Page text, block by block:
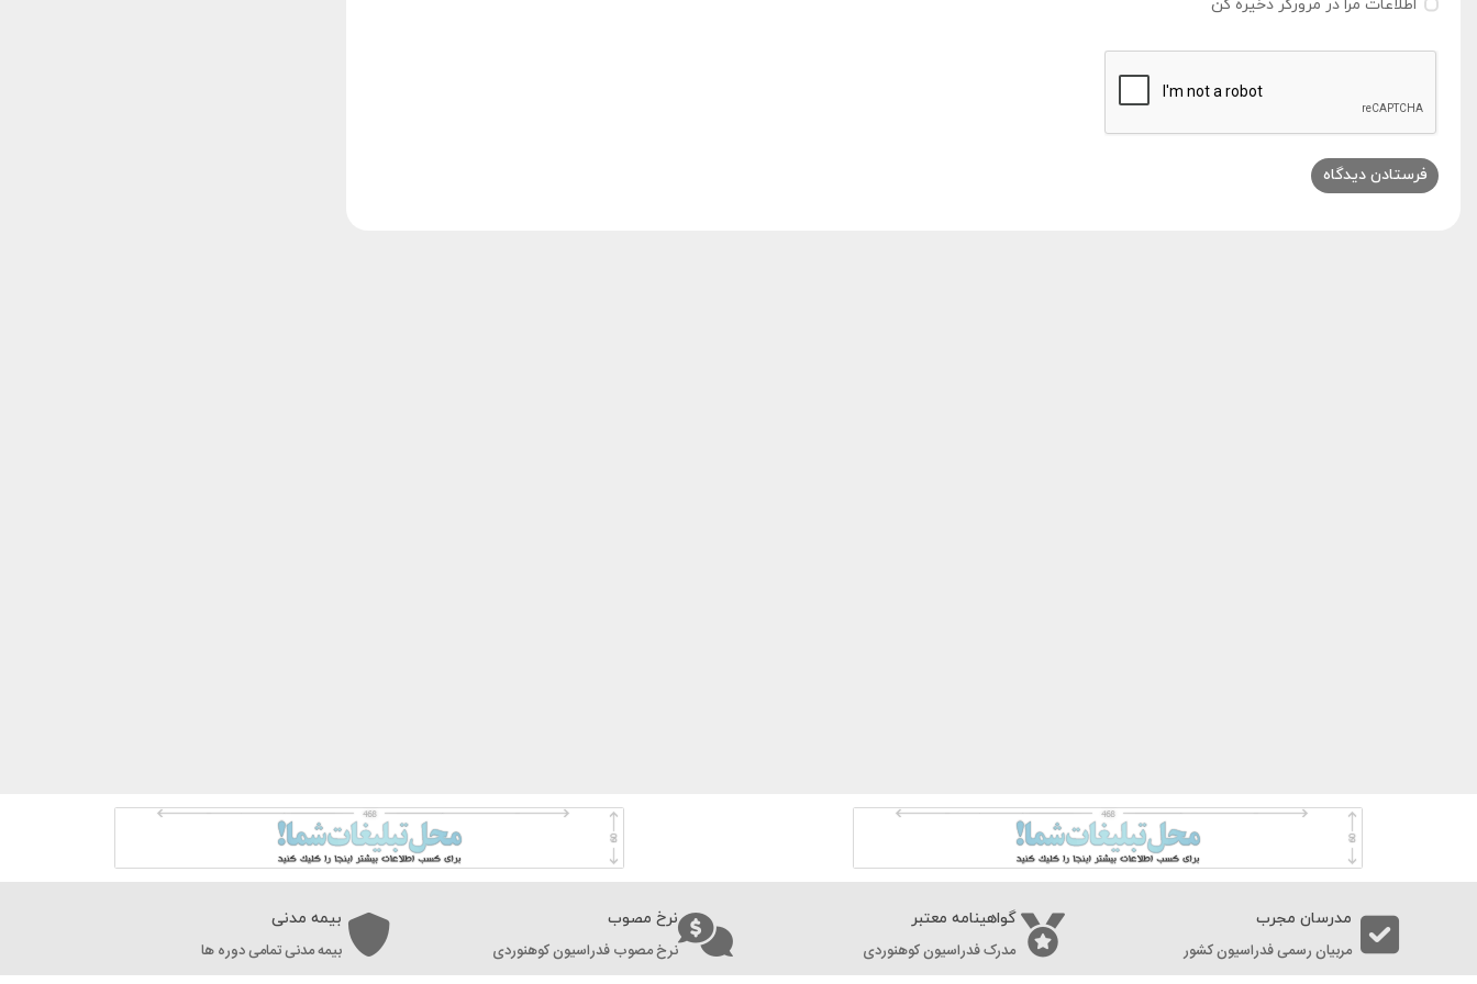
اطلاعات مرا در مرورگر ذخیره کن
مدرسان مجرب
مربیان رسمی فدراسیون کشور
گواهینامه معتبر
مدرک فدراسیون کوهنوردی
نرخ مصوب
نرخ مصوب فدراسیون کوهنوردی
بیمه مدنی
بیمه مدنی تمامی دوره ها